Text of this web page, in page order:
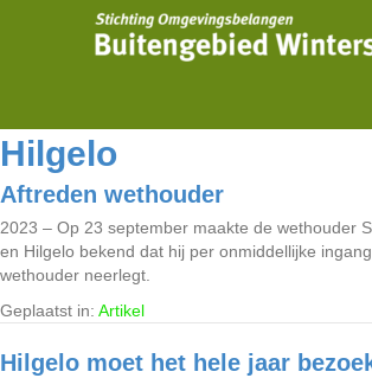
Hilgelo
Aftreden wethouder
2023 – Op 23 september maakte de wethouder
en Hilgelo bekend dat hij per onmiddellijke
wethouder neerlegt.
Geplaatst in: Artikel
Hilgelo moet het hele jaar